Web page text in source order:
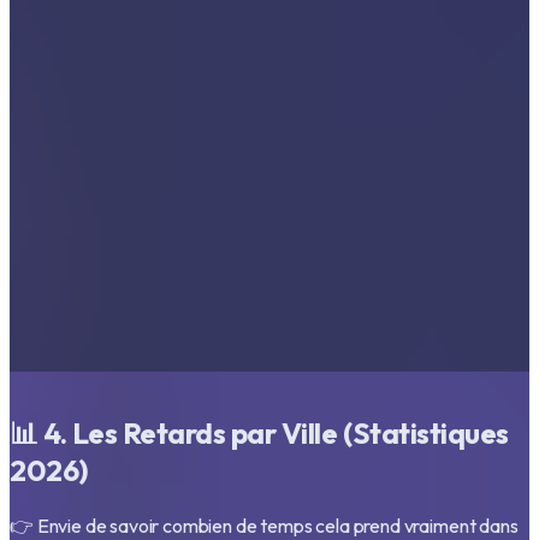
📊 4. Les Retards par Ville (Statistiques
2026)
👉 Envie de savoir combien de temps cela prend vraiment dans